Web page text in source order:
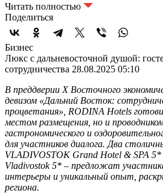
Читать полностью
Поделиться
Бизнес
Люкс с дальневосточной душой:
сотрудничества 28.08.2025 05:10
В преддверии X Восточного
девизом «Дальний Восток:
процветания», RODINA Hotels
местом размещения, но и
гастрономического и
для участников диалога. Два
VLADIVOSTOK Grand Hotel & SPA 5*
Vladivostok 5* – предложат
интерьеры и уникальный опыт,
региона.